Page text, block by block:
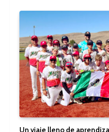
Un viaje lleno de